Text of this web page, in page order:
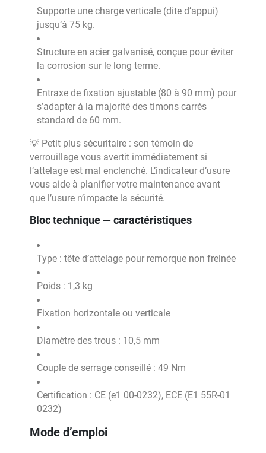
Supporte une charge verticale (dite d’appui)
jusqu’à 75 kg.
Structure en acier galvanisé, conçue pour éviter
la corrosion sur le long terme.
Entraxe de fixation ajustable (80 à 90 mm) pour
s’adapter à la majorité des timons carrés
standard de 60 mm.
💡 Petit plus sécuritaire : son témoin de
verrouillage vous avertit immédiatement si
l’attelage est mal enclenché. L’indicateur d’usure
vous aide à planifier votre maintenance avant
que l’usure n’impacte la sécurité.
Bloc technique — caractéristiques
Type : tête d’attelage pour remorque non freinée
Poids : 1,3 kg
Fixation horizontale ou verticale
Diamètre des trous : 10,5 mm
Couple de serrage conseillé : 49 Nm
Certification : CE (e1 00-0232), ECE (E1 55R-01
0232)
Mode d’emploi